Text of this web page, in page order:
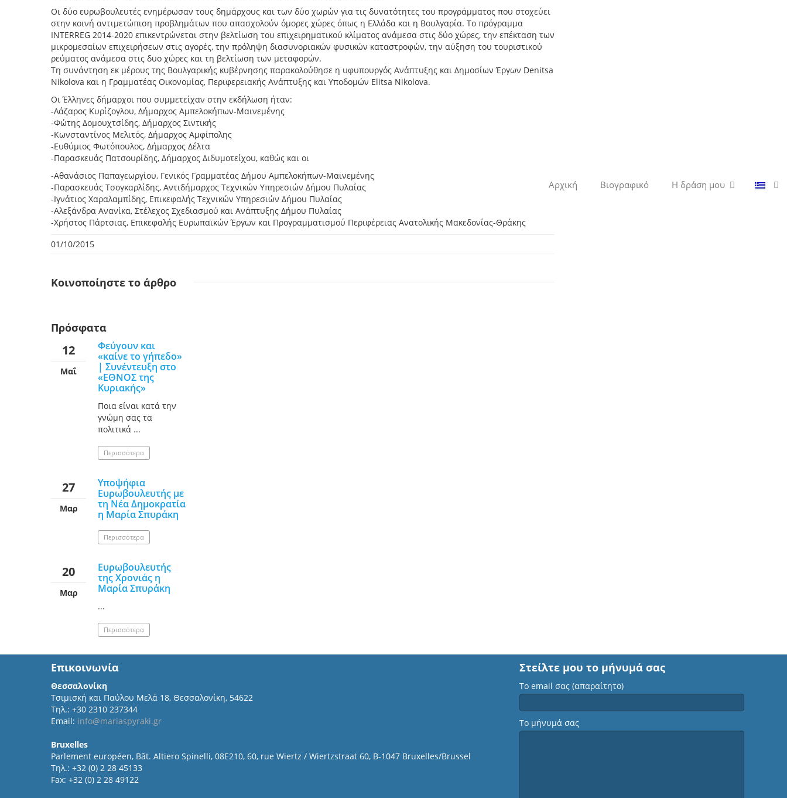
Αρχική Βιογραφικό Η δράση μου
Οι δύο ευρωβουλευτές ενημέρωσαν τους δημάρχους και των δύο χωρών για τις δυνατότητες του προγράμματος που στοχεύει
στην κοινή αντιμετώπιση προβλημάτων που απασχολούν όμορες χώρες όπως η Ελλάδα και η Βουλγαρία. Το πρόγραμμα
INTERREG 2014-2020 επικεντρώνεται στην βελτίωση του επιχειρηματικού κλίματος ανάμεσα στις δύο χώρες, την επέκταση των
μικρομεσαίων επιχειρήσεων στις αγορές, την πρόληψη διασυνοριακών φυσικών καταστροφών, την αύξηση του τουριστικού
ρεύματος ανάμεσα στις δυο χώρες και τη βελτίωση των μεταφορών.
Τη συνάντηση εκ μέρους της Βουλγαρικής κυβέρνησης παρακολούθησε η υφυπουργός Ανάπτυξης και Δημοσίων Έργων Denitsa
Nikolova και η Γραμματέας Οικονομίας, Περιφερειακής Ανάπτυξης και Υποδομών Elitsa Nikolova.
Οι Έλληνες δήμαρχοι που συμμετείχαν στην εκδήλωση ήταν:
-Λάζαρος Κυρίζογλου, Δήμαρχος Αμπελοκήπων-Μαινεμένης
-Φώτης Δομουχτσίδης, Δήμαρχος Σιντικής
-Κωνσταντίνος Μελιτός, Δήμαρχος Αμφίπολης
-Ευθύμιος Φωτόπουλος, Δήμαρχος Δέλτα
-Παρασκευάς Πατσουρίδης, Δήμαρχος Διδυμοτείχου, καθώς και οι
-Αθανάσιος Παπαγεωργίου, Γενικός Γραμματέας Δήμου Αμπελοκήπων-Μαινεμένης
-Παρασκευάς Τσογκαρλίδης, Αντιδήμαρχος Τεχνικών Υπηρεσιών Δήμου Πυλαίας
-Ιγνάτιος Χαραλαμπίδης, Επικεφαλής Τεχνικών Υπηρεσιών Δήμου Πυλαίας
-Αλεξάνδρα Ανανίκα, Στέλεχος Σχεδιασμού και Ανάπτυξης Δήμου Πυλαίας
-Χρήστος Πάρτσιας, Επικεφαλής Ευρωπαϊκών Έργων και Προγραμματισμού Περιφέρειας Ανατολικής Μακεδονίας-Θράκης
01/10/2015
Κοινοποίηστε το άρθρο
Πρόσφατα
12
Μαΐ
Φεύγουν και
«καίνε το γήπεδο»
| Συνέντευξη στο
«ΕΘΝΟΣ της
Κυριακής»
Ποια είναι κατά την
γνώμη σας τα
πολιτικά ...
Περισσότερα
27
Μαρ
Υποψήφια
Ευρωβουλευτής με
τη Νέα Δημοκρατία
η Μαρία Σπυράκη
Περισσότερα
20
Μαρ
Ευρωβουλευτής
της Χρονιάς η
Μαρία Σπυράκη
...
Περισσότερα
Επικοινωνία
Θεσσαλονίκη
Τσιμισκή και Παύλου Μελά 18, Θεσσαλονίκη, 54622
Τηλ.: +30 2310 237344
Email: info@mariaspyraki.gr
Bruxelles
Parlement européen, Bât. Altiero Spinelli, 08E210, 60, rue Wiertz / Wiertzstraat 60, B-1047 Bruxelles/Brussel
Τηλ.: +32 (0) 2 28 45133
Fax: +32 (0) 2 28 49122
Στείλτε μου το μήνυμά σας
Το email σας (απαραίτητο)
Το μήνυμά σας